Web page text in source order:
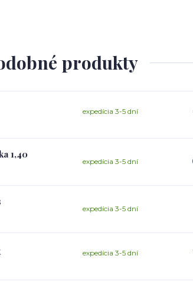
produkty
expedícia 3-5 dní
1,40
expedícia 3-5 dní
expedícia 3-5 dní
expedícia 3-5 dní